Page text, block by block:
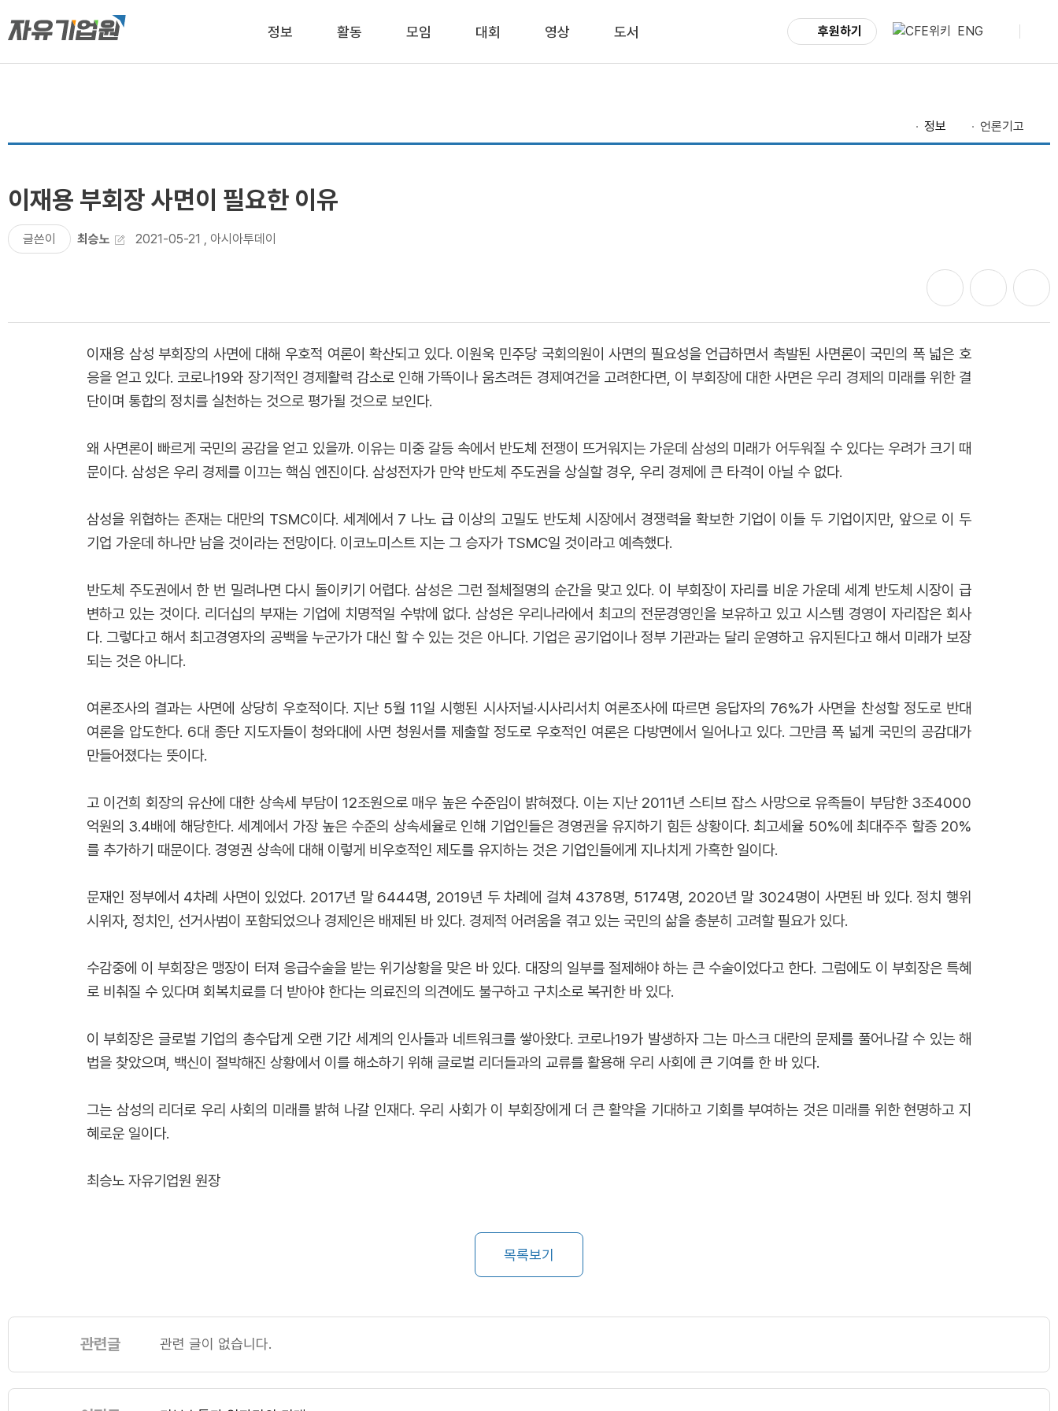
정보 활동 모임 대회 영상 도서 후원하기 ENG
정보 언론기고
이재용 부회장 사면이 필요한 이유
글쓴이 최승노 2021-05-21 , 아시아투데이
이재용 삼성 부회장의 사면에 대해 우호적 여론이 확산되고 있다. 이원욱 민주당 국회의원이 사면의 필요성을 언급하면서 촉발된 사면론이 국민의 폭 넓은 호
응을 얻고 있다. 코로나19와 장기적인 경제활력 감소로 인해 가뜩이나 움츠려든 경제여건을 고려한다면, 이 부회장에 대한 사면은 우리 경제의 미래를 위한 결
단이며 통합의 정치를 실천하는 것으로 평가될 것으로 보인다.
왜 사면론이 빠르게 국민의 공감을 얻고 있을까. 이유는 미중 갈등 속에서 반도체 전쟁이 뜨거워지는 가운데 삼성의 미래가 어두워질 수 있다는 우려가 크기 때
문이다. 삼성은 우리 경제를 이끄는 핵심 엔진이다. 삼성전자가 만약 반도체 주도권을 상실할 경우, 우리 경제에 큰 타격이 아닐 수 없다.
삼성을 위협하는 존재는 대만의 TSMC이다. 세계에서 7 나노 급 이상의 고밀도 반도체 시장에서 경쟁력을 확보한 기업이 이들 두 기업이지만, 앞으로 이 두
기업 가운데 하나만 남을 것이라는 전망이다. 이코노미스트 지는 그 승자가 TSMC일 것이라고 예측했다.
반도체 주도권에서 한 번 밀려나면 다시 돌이키기 어렵다. 삼성은 그런 절체절명의 순간을 맞고 있다. 이 부회장이 자리를 비운 가운데 세계 반도체 시장이 급
변하고 있는 것이다. 리더십의 부재는 기업에 치명적일 수밖에 없다. 삼성은 우리나라에서 최고의 전문경영인을 보유하고 있고 시스템 경영이 자리잡은 회사
다. 그렇다고 해서 최고경영자의 공백을 누군가가 대신 할 수 있는 것은 아니다. 기업은 공기업이나 정부 기관과는 달리 운영하고 유지된다고 해서 미래가 보장
되는 것은 아니다.
여론조사의 결과는 사면에 상당히 우호적이다. 지난 5월 11일 시행된 시사저널·시사리서치 여론조사에 따르면 응답자의 76%가 사면을 찬성할 정도로 반대
여론을 압도한다. 6대 종단 지도자들이 청와대에 사면 청원서를 제출할 정도로 우호적인 여론은 다방면에서 일어나고 있다. 그만큼 폭 넓게 국민의 공감대가
만들어졌다는 뜻이다.
고 이건희 회장의 유산에 대한 상속세 부담이 12조원으로 매우 높은 수준임이 밝혀졌다. 이는 지난 2011년 스티브 잡스 사망으로 유족들이 부담한 3조4000
억원의 3.4배에 해당한다. 세계에서 가장 높은 수준의 상속세율로 인해 기업인들은 경영권을 유지하기 힘든 상황이다. 최고세율 50%에 최대주주 할증 20%
를 추가하기 때문이다. 경영권 상속에 대해 이렇게 비우호적인 제도를 유지하는 것은 기업인들에게 지나치게 가혹한 일이다.
문재인 정부에서 4차례 사면이 있었다. 2017년 말 6444명, 2019년 두 차례에 걸쳐 4378명, 5174명, 2020년 말 3024명이 사면된 바 있다. 정치 행위
시위자, 정치인, 선거사범이 포함되었으나 경제인은 배제된 바 있다. 경제적 어려움을 겪고 있는 국민의 삶을 충분히 고려할 필요가 있다.
수감중에 이 부회장은 맹장이 터져 응급수술을 받는 위기상황을 맞은 바 있다. 대장의 일부를 절제해야 하는 큰 수술이었다고 한다. 그럼에도 이 부회장은 특혜
로 비춰질 수 있다며 회복치료를 더 받아야 한다는 의료진의 의견에도 불구하고 구치소로 복귀한 바 있다.
이 부회장은 글로벌 기업의 총수답게 오랜 기간 세계의 인사들과 네트워크를 쌓아왔다. 코로나19가 발생하자 그는 마스크 대란의 문제를 풀어나갈 수 있는 해
법을 찾았으며, 백신이 절박해진 상황에서 이를 해소하기 위해 글로벌 리더들과의 교류를 활용해 우리 사회에 큰 기여를 한 바 있다.
그는 삼성의 리더로 우리 사회의 미래를 밝혀 나갈 인재다. 우리 사회가 이 부회장에게 더 큰 활약을 기대하고 기회를 부여하는 것은 미래를 위한 현명하고 지
혜로운 일이다.
최승노 자유기업원 원장
목록보기
관련글 관련 글이 없습니다.